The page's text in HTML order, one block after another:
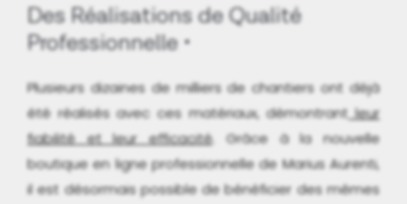
Des Réalisations de Qualité
Professionnelle
Plusieurs dizaines de milliers de chantiers ont déjà
été réalisés avec ces matériaux, démontrantleur
fiabilité et leur efficacité. Grâce à la nouvelle
boutique en ligne professionnelle de Marius Aurenti,
il est désormais possible de bénéficier des mêmes